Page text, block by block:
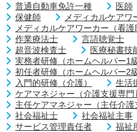
普通自動車免許一種 医師
保健師
メディカルケアワ
メディカルケアワーカー（看護
作業療法士
言語聴覚士
超音波検査士
医療秘書技
実務者研修（ホームヘルパー1級
初任者研修（ホームヘルパー2級
入門的研修（介護）
生活
ケアマネジャー（介護支援専門
主任ケアマネジャー（主任介護
社会福祉士
社会福祉主事
サービス管理責任者
福祉